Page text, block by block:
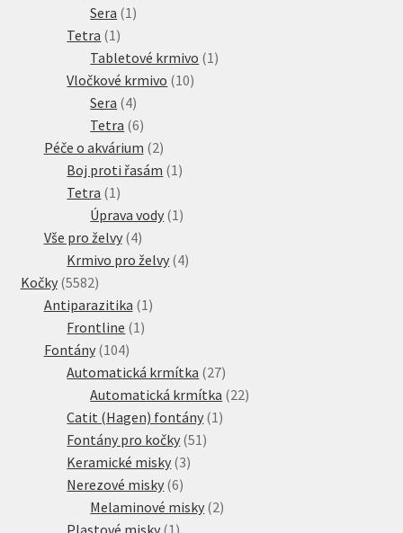
Sera 1 1
Tetra 1 1
produkt
Tabletové krmivo 1 1
Vločkové krmivo 1010
Sera 44
produkty
Tetra 66
produktů
Péče o akvárium 22
produkty
Boj proti řasám 1 1
Tetra 1 1
produkt
Úprava vody 1 1
Vše pro želvy 44
produkty
Krmivo pro želvy 44
Kočky 55825582
produktů
Antiparazitika 1 1
Frontline 1 1
Fontány 104104
produktů
Automatická krmítka 2727
produktů
Automatická krmítka 2222
Catit (Hagen) fontány 1 1
Fontány pro kočky 51 51
Keramické misky 33
Nerezové misky 66
produktů
Melaminové misky 22
Plastové misky 1 1